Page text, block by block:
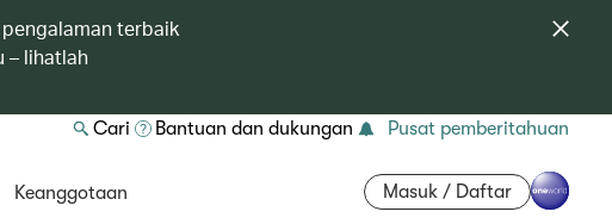
terbaik
– lihatlah
Cari Bantuan dan dukungan Pusat pemberitahuan
Keanggotaan Masuk / Daftar